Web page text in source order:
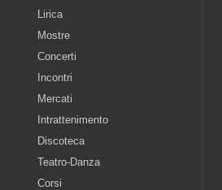
Lirica
Mostre
Concerti
Incontri
Mercati
Intrattenimento
Discoteca
Teatro-Danza
Corsi